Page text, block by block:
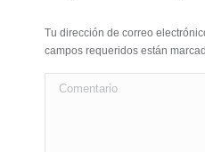
Tu dirección de correo
campos requeridos están
Comentario